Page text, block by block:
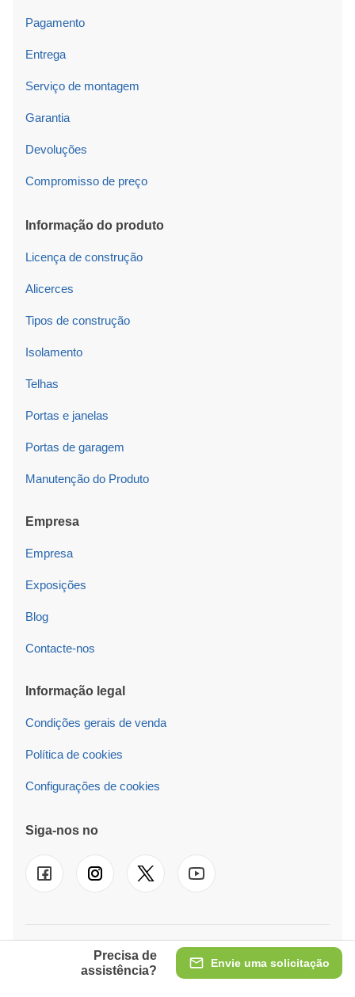
Envie uma solicitação
Precisa de
assistência?
Pagamento
Entrega
Serviço de montagem
Garantia
Devoluções
Compromisso de preço
Informação do produto
Licença de construção
Alicerces
Tipos de construção
Isolamento
Telhas
Portas e janelas
Portas de garagem
Manutenção do Produto
Empresa
Empresa
Exposições
Blog
Contacte-nos
Informação legal
Condições gerais de venda
Política de cookies
Configurações de cookies
Siga-nos no
© 2026 Pineca PT LT Também operamos emUK-FR-DE-
SE-AT- PL-